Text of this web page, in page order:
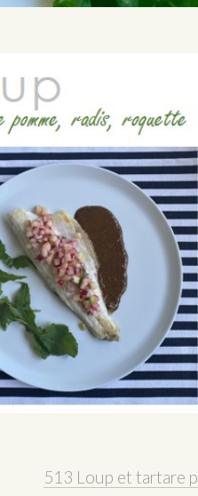
513 Loup et tartare